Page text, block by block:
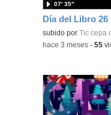
Día del Libro 26
subido por Tic cepa
07′ 35″
-hace 3 meses- 55